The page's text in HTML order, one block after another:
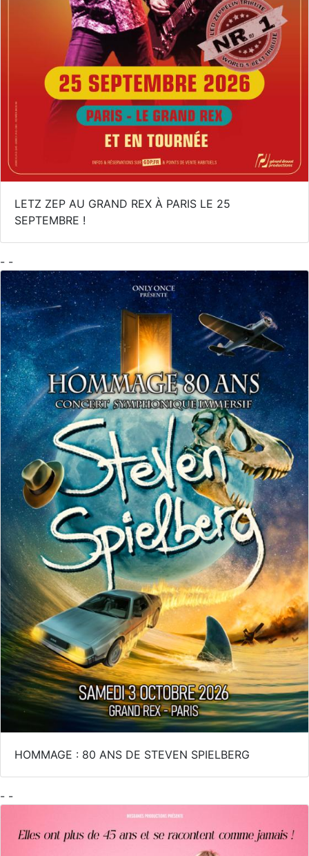
LETZ ZEP AU GRAND REX À PARIS LE 25
SEPTEMBRE !
- -
HOMMAGE : 80 ANS DE STEVEN SPIELBERG
- -